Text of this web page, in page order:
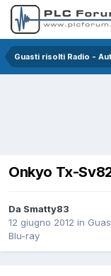
Guasti risolti Radio -
Onkyo Tx-
Da Smatty83
12 giugno 2012 in
Blu-ray